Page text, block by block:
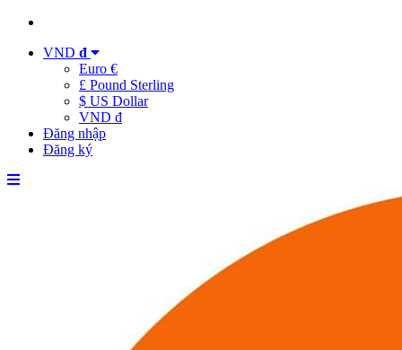
VND đ
Euro €
£ Pound Sterling
$ US Dollar
VND đ
Đăng nhập
Đăng ký